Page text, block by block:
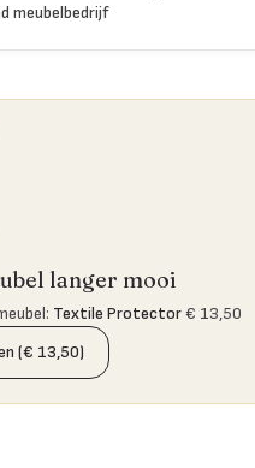
meubelbedrijf
langer mooi
: Textile Protector€ 13,50
(€ 13,50)